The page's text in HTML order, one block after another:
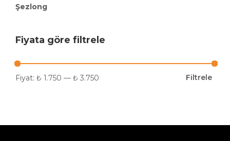
Şezlong
Fiyata göre filtrele
Filtrele
Fiyat: ₺ 1.750 — ₺ 3.750